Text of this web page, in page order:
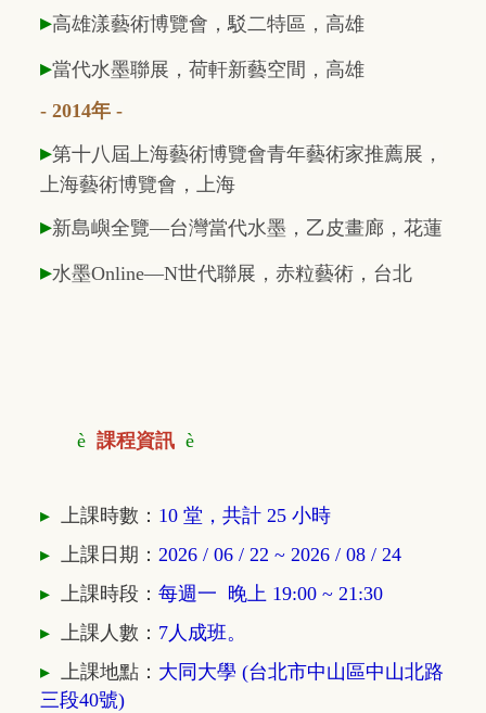
▸高雄漾藝術博覽會，駁二特區，高雄
▸當代水墨聯展，荷軒新藝空間，高雄
- 2014年 -
▸第十八屆上海藝術博覽會青年藝術家推薦展，
上海藝術博覽會，上海
▸新島嶼全覽—台灣當代水墨，乙皮畫廊，花蓮
▸水墨Online—N世代聯展，赤粒藝術，台北
è 課程資訊 è
▸ 上課時數： 10 堂，共計 25 小時
▸
上課日期： 2026 / 06 / 22 ~ 2026 / 08 / 24
▸ 上課時段： 每週一 晚上 19:00 ~ 21 :30
▸ 上課人數： 7人成班。
▸ 上課地點： 大同大學 (台北市中山區中山北路
三段40號)